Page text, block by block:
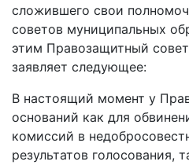
сложившего свои
советов муниципальных
этим Правозащитный
заявляет следующее:
В настоящий момент у
оснований как для
комиссий в
результатов голосования,